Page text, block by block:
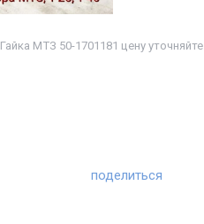
Гайка МТЗ 50-1701181 цену уточняйте
поделиться